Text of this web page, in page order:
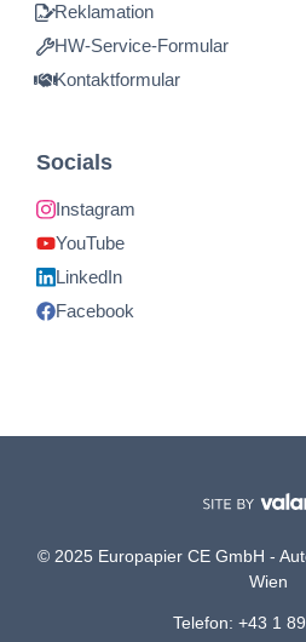
Reklamation
HW-Service-Formular
Kontaktformular
Socials
Instagram
YouTube
LinkedIn
Facebook
© 2025 Europapier CE GmbH -
Wien
Telefon: +43 1